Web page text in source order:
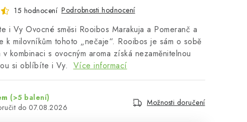
15 hodnocení Podrobnosti hodnocení
i Vy Ovocné směsi Rooibos Marakuja a Pomeranč a
k milovníkům tohoto „nečaje“. Rooibos je sám o sobě
v kombinaci s ovocným aroma získá nezaměnitelnou
si oblíbíte i Vy. Více informací
(>5 balení)
07.08.2026
Možnosti doručení